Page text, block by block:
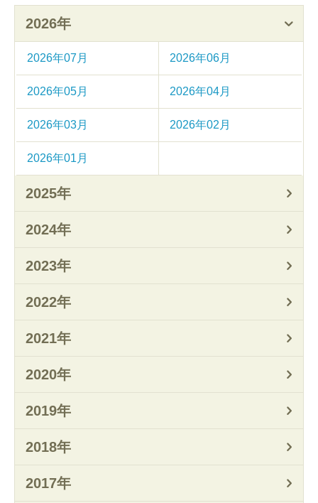
2026年
2026年07月 2026年06月
2026年05月 2026年04月
2026年03月 2026年02月
2026年01月
2025年
2024年
2023年
2022年
2021年
2020年
2019年
2018年
2017年